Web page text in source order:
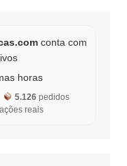
conta com
horas
5.126pedidos
reais